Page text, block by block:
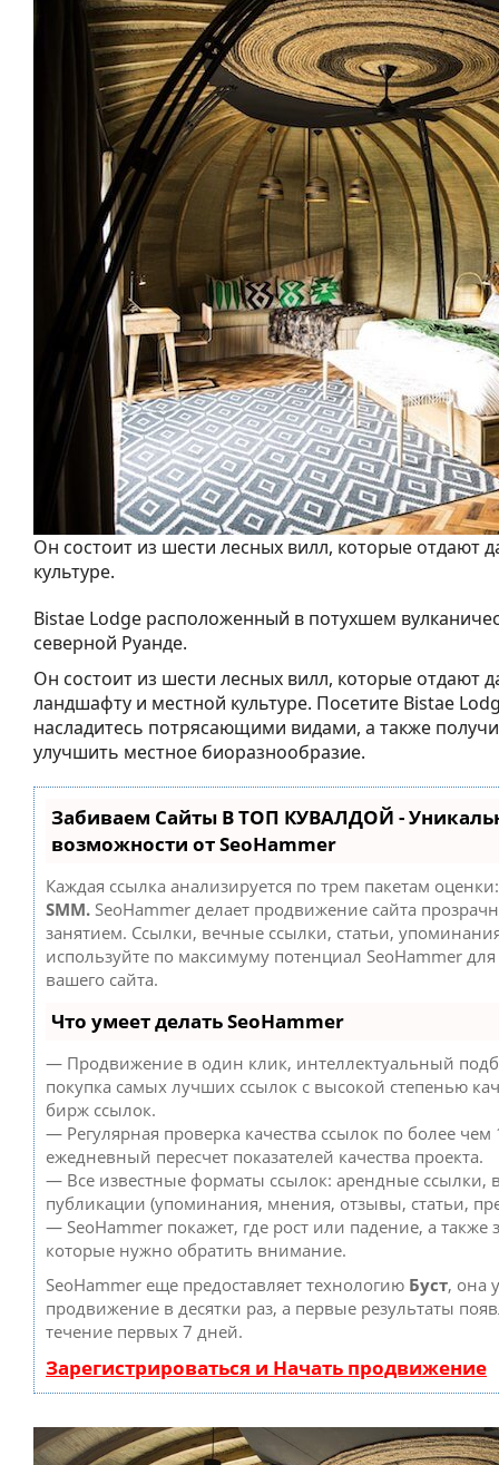
Он состоит из шести лесных вилл, которые отдают
культуре.
Bistae Lodge расположенный в потухшем
северной Руанде.
Он состоит из шести лесных вилл, которые отдают
ландшафту и местной культуре. Посетите Bistae
насладитесь потрясающими видами, а также
улучшить местное биоразнообразие.
Забиваем Сайты В ТОП КУВАЛДОЙ -
возможности от SeoHammer
Каждая ссылка анализируется по трем пакетам
SMM. SeoHammer делает продвижение сайта
занятием. Ссылки, вечные ссылки, статьи,
используйте по максимуму потенциал SeoHammer
вашего сайта.
Что умеет делать SeoHammer
— Продвижение в один клик, интеллектуальный
покупка самых лучших ссылок с высокой степенью
бирж ссылок.
— Регулярная проверка качества ссылок по более чем
ежедневный пересчет показателей качества проекта.
— Все известные форматы ссылок: арендные ссылки,
публикации (упоминания, мнения, отзывы, статьи,
— SeoHammer покажет, где рост или падение, а также
которые нужно обратить внимание.
SeoHammer еще предоставляет технологию Буст, она
продвижение в десятки раз, а первые результаты
течение первых 7 дней.
Зарегистрироваться и Начать продвижение